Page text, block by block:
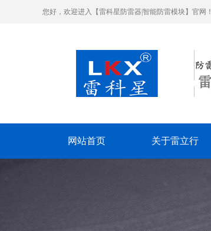
您好，欢迎进入【雷科星防雷器|智能防雷模块】官网！
网站首页 关于雷立行